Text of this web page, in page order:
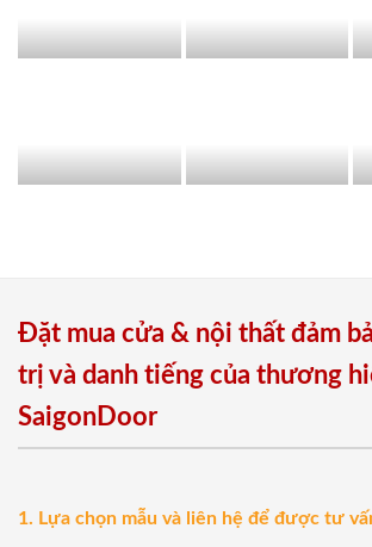
Đặt mua cửa & nội thất đảm
trị và danh tiếng của thương
SaigonDoor
1. Lựa chọn mẫu và liên hệ để được tư